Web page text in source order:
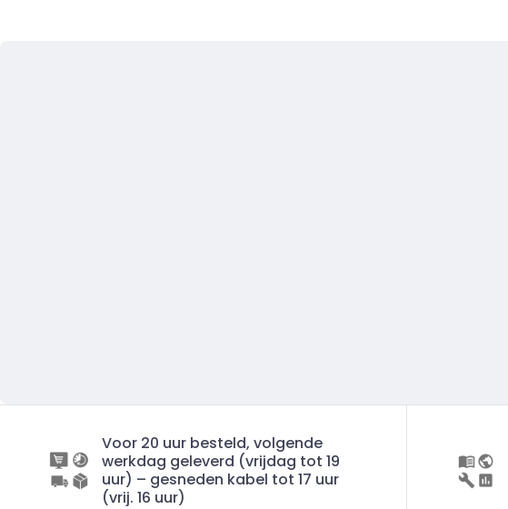
Voor 20 uur besteld, volgende
werkdag geleverd (vrijdag tot 19
uur) – gesneden kabel tot 17 uur
(vrij. 16 uur)